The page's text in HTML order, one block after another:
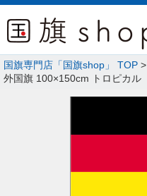
国旗専門店「国旗shop」 TOP >
外国旗 100×150cm トロピカル